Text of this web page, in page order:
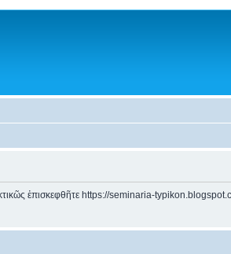
ἐπισκεφθῆτε https://seminaria-